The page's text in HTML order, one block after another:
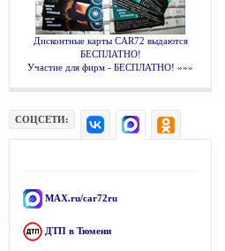
Дисконтные карты CAR72 выдаются
БЕСПЛАТНО!
Участие для фирм - БЕСПЛАТНО! »»»
СОЦСЕТИ:
MAX.ru/car72ru
ДТП в Тюмени